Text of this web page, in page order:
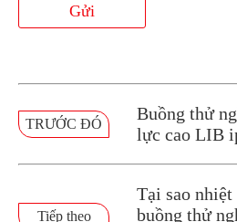
Gửi
TRƯỚC ĐÓ
Buồng thử
lực cao LIB
Tiếp theo
Tại sao nhiệt
buồng thử